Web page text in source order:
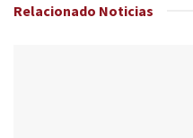
Relacionado Noticias